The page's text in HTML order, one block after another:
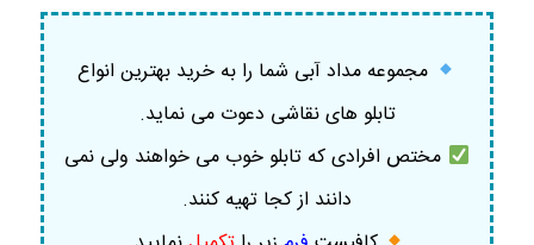
مجموعه مداد آبی شما را به خرید بهترین انواع
تابلو های نقاشی دعوت می نماید.
مختص افرادی که تابلو خوب می خواهند ولی نمی
دانند از کجا تهیه کنند.